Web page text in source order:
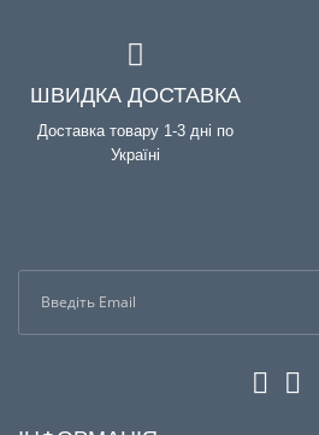
ШВИДКА ДОСТАВКА
Доставка товару 1-3 дні по
Україні